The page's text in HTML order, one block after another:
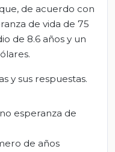
de acuerdo con
de vida de 75
de 8.6 años y un
y sus respuestas.
esperanza de
de años